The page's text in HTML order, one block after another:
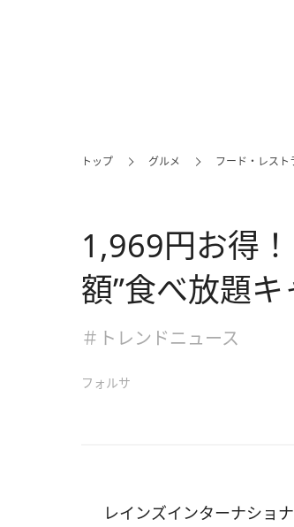
トップ グルメ フード・レスト
1,969円お得
額”食べ放題
＃トレンドニュース
フォルサ
レインズインターナショ